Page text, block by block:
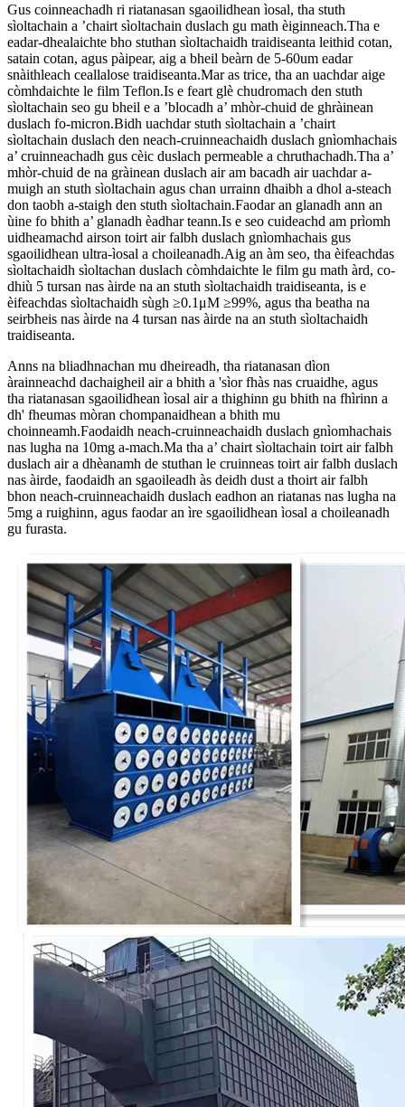
Gus coinneachadh ri riatanasan sgaoilidhean ìosal, tha stuth
sìoltachain a ’chairt sìoltachain duslach gu math èiginneach.Tha e
eadar-dhealaichte bho stuthan sìoltachaidh traidiseanta leithid cotan,
satain cotan, agus pàipear, aig a bheil beàrn de 5-60um eadar
snàithleach ceallalose traidiseanta.Mar as trice, tha an uachdar aige
còmhdaichte le film Teflon.Is e feart glè chudromach den stuth
sìoltachain seo gu bheil e a ’blocadh a’ mhòr-chuid de ghràinean
duslach fo-micron.Bidh uachdar stuth sìoltachain a ’chairt
sìoltachain duslach den neach-cruinneachaidh duslach gnìomhachais
a’ cruinneachadh gus cèic duslach permeable a chruthachadh.Tha a’
mhòr-chuid de na gràinean duslach air am bacadh air uachdar a-
muigh an stuth sìoltachain agus chan urrainn dhaibh a dhol a-steach
don taobh a-staigh den stuth sìoltachain.Faodar an glanadh ann an
ùine fo bhith a’ glanadh èadhar teann.Is e seo cuideachd am prìomh
uidheamachd airson toirt air falbh duslach gnìomhachais gus
sgaoilidhean ultra-ìosal a choileanadh.Aig an àm seo, tha èifeachdas
sìoltachaidh sìoltachan duslach còmhdaichte le film gu math àrd, co-
dhiù 5 tursan nas àirde na an stuth sìoltachaidh traidiseanta, is e
èifeachdas sìoltachaidh sùgh ≥0.1μM ≥99%, agus tha beatha na
seirbheis nas àirde na 4 tursan nas àirde na an stuth sìoltachaidh
traidiseanta.
Anns na bliadhnachan mu dheireadh, tha riatanasan dìon
àrainneachd dachaigheil air a bhith a 'sìor fhàs nas cruaidhe, agus
tha riatanasan sgaoilidhean ìosal air a thighinn gu bhith na fhìrinn a
dh' fheumas mòran chompanaidhean a bhith mu
choinneamh.Faodaidh neach-cruinneachaidh duslach gnìomhachais
nas lugha na 10mg a-mach.Ma tha a’ chairt sìoltachain toirt air falbh
duslach air a dhèanamh de stuthan le cruinneas toirt air falbh duslach
nas àirde, faodaidh an sgaoileadh às deidh dust a thoirt air falbh
bhon neach-cruinneachaidh duslach eadhon an riatanas nas lugha na
5mg a ruighinn, agus faodar an ìre sgaoilidhean ìosal a choileanadh
gu furasta.